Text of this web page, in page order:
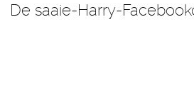
De saaie-Harry-